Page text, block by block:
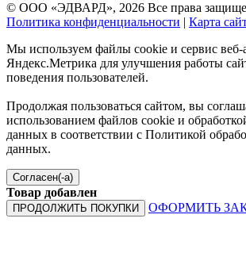
© ООО «ЭДВАРД», 2026 Все права
Политика конфиденциальности | Карта
Мы используем файлы cookie и сервис веб-
Яндекс.Метрика для улучшения работы
поведения пользователей.
Продолжая пользоваться сайтом, вы
использованием файлов cookie и
данных в соответствии с Политикой
данных.
Согласен(-а)
Товар добавлен
ПРОДОЛЖИТЬ ПОКУПКИ ОФОРМИТЬ